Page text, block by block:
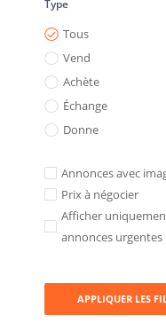
Type
Tous
Vend
Achète
Échange
Donne
Annonces avec
Prix à négocier
Afficher
annonces urgentes
APPLIQUER LES